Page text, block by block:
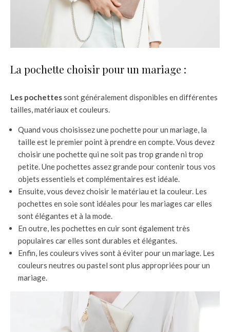
La pochette choisir pour un mariage :
Les pochettessont généralement disponibles en différentes
tailles, matériaux et couleurs.
Quand vous choisissez une pochette pour un mariage, la
taille est le premier point à prendre en compte. Vous devez
choisir une pochette qui ne soit pas trop grande ni trop
petite. Une pochettes assez grande pour contenir tous vos
objets essentiels et complémentaires est idéale.
Ensuite, vous devez choisir le matériau et la couleur. Les
pochettes en soie sont idéales pour les mariages car elles
sont élégantes et à la mode.
En outre, les pochettes en cuir sont également très
populaires car elles sont durables et élégantes.
Enfin, les couleurs vives sont à éviter pour un mariage. Les
couleurs neutres ou pastel sont plus appropriées pour un
mariage.